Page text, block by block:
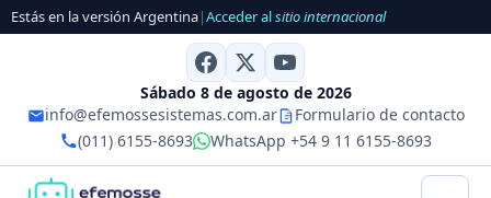
Estás en la versión Argentina|Acceder alsitio internacional
Sábado 8 de agosto de 2026
info@efemossesistemas.com.ar
Formulario de contacto
(011) 6155-8693
WhatsApp +54 9 11 6155-8693